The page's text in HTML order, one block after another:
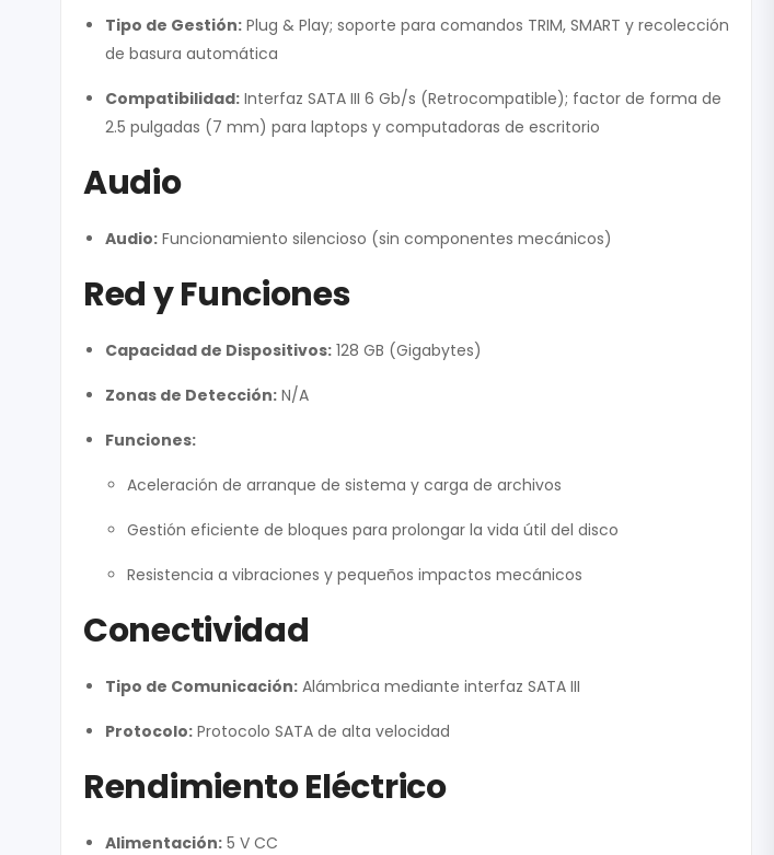
Tipo de Gestión: Plug & Play; soporte para comandos TRIM, SMART y recolección
de basura automática
Compatibilidad: Interfaz SATA III 6 Gb/s (Retrocompatible); factor de forma de
2.5 pulgadas (7 mm) para laptops y computadoras de escritorio
Audio
Audio: Funcionamiento silencioso (sin componentes mecánicos)
Red y Funciones
Capacidad de Dispositivos: 128 GB (Gigabytes)
Zonas de Detección: N/A
Funciones:
Aceleración de arranque de sistema y carga de archivos
Gestión eficiente de bloques para prolongar la vida útil del disco
Resistencia a vibraciones y pequeños impactos mecánicos
Conectividad
Tipo de Comunicación: Alámbrica mediante interfaz SATA III
Protocolo: Protocolo SATA de alta velocidad
Rendimiento Eléctrico
Alimentación: 5 V CC